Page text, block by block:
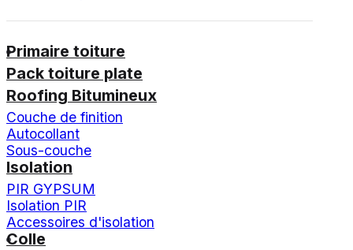
Primaire toiture
Pack toiture plate
Roofing Bitumineux
Couche de finition
Autocollant
Sous-couche
Isolation
PIR GYPSUM
Isolation PIR
Accessoires d'isolation
Colle